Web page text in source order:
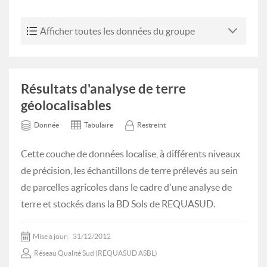
Afficher toutes les données du groupe
Résultats d'analyse de terre
géolocalisables
Donnée Tabulaire Restreint
Cette couche de données localise, à différents niveaux
de précision, les échantillons de terre prélevés au sein
de parcelles agricoles dans le cadre d'une analyse de
terre et stockés dans la BD Sols de REQUASUD.
Mise à jour: 31/12/2012
Réseau Qualité Sud (REQUASUD ASBL)